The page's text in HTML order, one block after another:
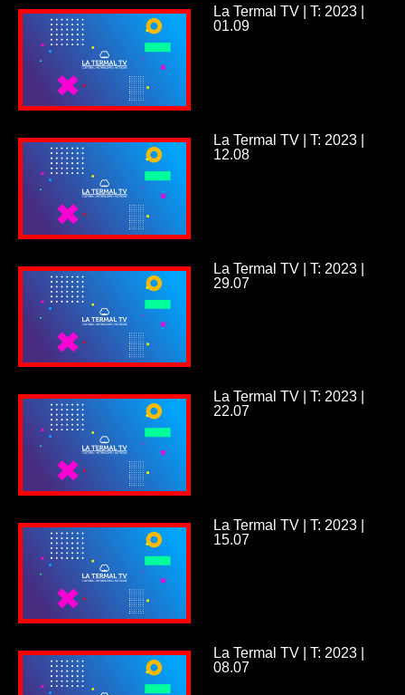
La Termal TV | T: 2023 |
01.09
La Termal TV | T: 2023 |
12.08
La Termal TV | T: 2023 |
29.07
La Termal TV | T: 2023 |
22.07
La Termal TV | T: 2023 |
15.07
La Termal TV | T: 2023 |
08.07